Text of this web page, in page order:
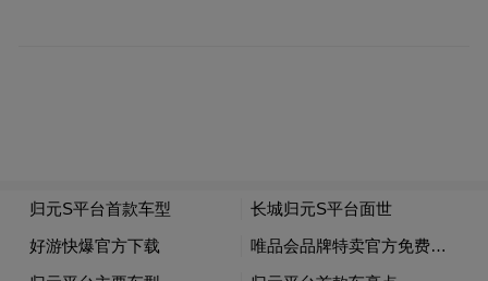
工况纯电续航里程预计超过 400 公里，并支
持超快充技术，可实现充电 5 分钟增加 200